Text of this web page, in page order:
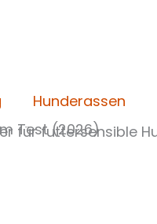
Hunderassen
Test (2026)